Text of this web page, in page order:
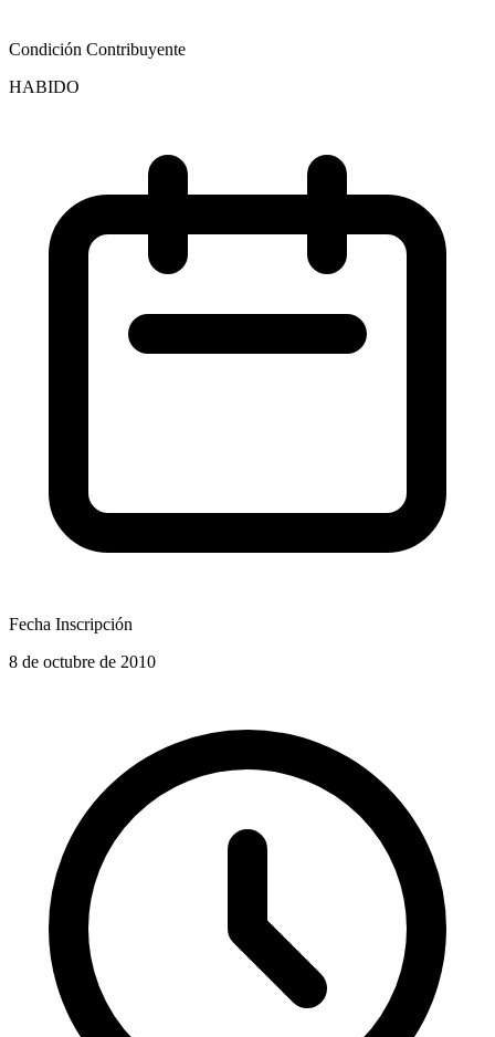
Condición Contribuyente
HABIDO
Fecha Inscripción
8 de octubre de 2010